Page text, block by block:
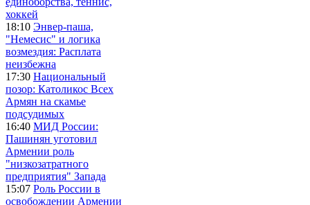
хоккей
18:10 Энвер-паша,
"Немесис" и логика
возмездия: Расплата
неизбежна
17:30 Национальный
позор: Католикос Всех
Армян на скамье
подсудимых
16:40 МИД России:
Пашинян уготовил
Армении роль
"низкозатратного
предприятия" Запада
15:07 Роль России в
освобождении Армении